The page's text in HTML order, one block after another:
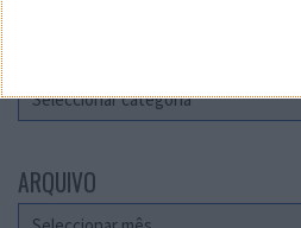
ARQUIVO
Arquivo